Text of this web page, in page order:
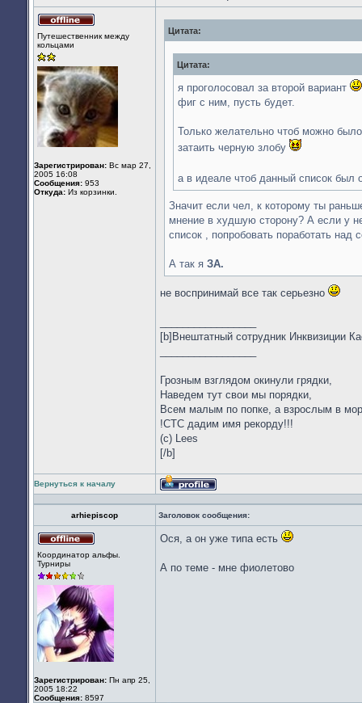
в
Путешественник между
кольцами
Зарегистрирован: Вс мар 27,
2005 16:08
Сообщения: 953
Откуда: Из корзинки.
Цитата:
Цитата:
я проголосовал за второй вариант
фиг с ним, пусть будет.
Только желательно чтоб можно
затаить черную злобу
а в идеале чтоб данный список был
Значит если чел, к которому ты
мнение в худшую сторону? А если у
список , попробовать поработать
А так я ЗА.
не воспринимай все так серьезно
[b]Внештатный сотрудник Инквизиции
Грозным взглядом окинули грядки,
Наведем тут свои мы порядки,
Всем малым по попке, а взрослым в
!СТС дадим имя рекорду!!!
(с) Lees
[/b]
Вернуться к началу
Профиль
arhiepiscop Заголовок сообщения:
в
Координатор альфы.
Турниры
Зарегистрирован: Пн апр 25,
2005 18:22
Сообщения: 8597
Ося, а он уже типа есть
А по теме - мне фиолетово